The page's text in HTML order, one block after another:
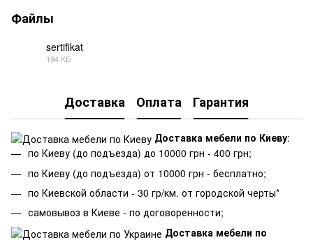
Файлы
sertifikat
194 КБ
Доставка Оплата Гарантия
Доставка мебели по Киеву:
по Киеву (до подъезда) до 10000 грн - 400 грн;
по Киеву (до подъезда) от 10000 грн - бесплатно;
по Киевской области - 30 гр/км. от городской черты*
самовывоз в Киеве - по договоренности;
Доставка мебели по